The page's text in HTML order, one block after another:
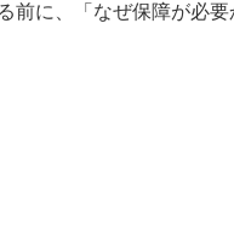
前に、「なぜ保障が必